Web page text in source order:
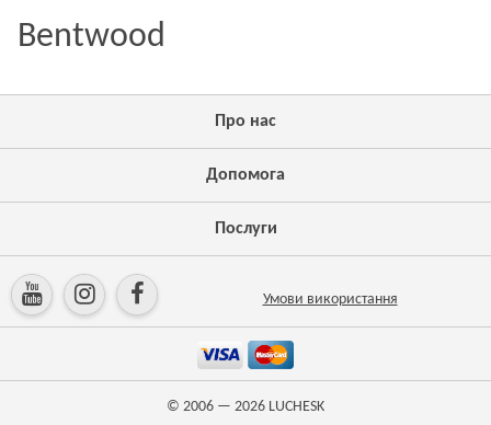
Bentwood
Про нас
Допомога
Послуги
Умови використання
© 2006 — 2026 LUCHESK